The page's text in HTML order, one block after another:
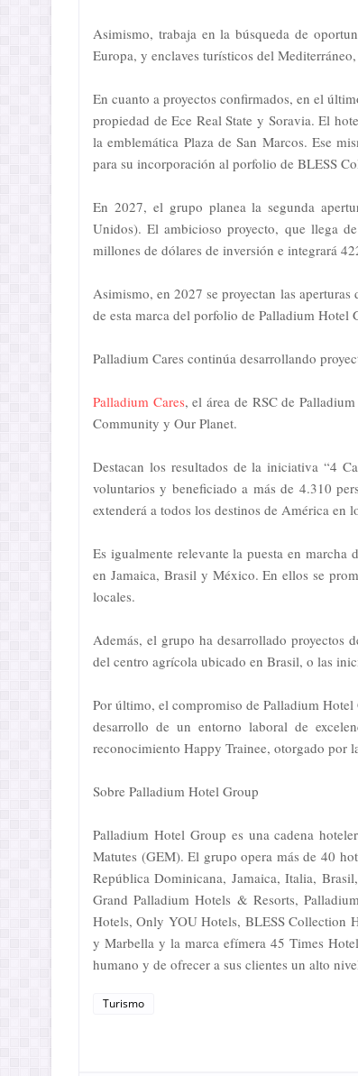
Asimismo, trabaja en la búsqueda de
Europa, y enclaves turísticos del
En cuanto a proyectos confirmados, en el
propiedad de Ece Real State y Soravia. El
la emblemática Plaza de San Marcos. Ese
para su incorporación al porfolio de BLESS
En 2027, el grupo planea la segunda
Unidos). El ambicioso proyecto, que llega
millones de dólares de inversión e integrará
Asimismo, en 2027 se proyectan las
de esta marca del porfolio de Palladium Hotel
Palladium Cares continúa desarrollando
Palladium Cares, el área de RSC de
Community y Our Planet.
Destacan los resultados de la iniciativa “4
voluntarios y beneficiado a más de 4.310
extenderá a todos los destinos de América en
Es igualmente relevante la puesta en
en Jamaica, Brasil y México. En ellos se
locales.
Además, el grupo ha desarrollado proyectos
del centro agrícola ubicado en Brasil, o las
Por último, el compromiso de Palladium
desarrollo de un entorno laboral de
reconocimiento Happy Trainee, otorgado por
Sobre Palladium Hotel Group
Palladium Hotel Group es una cadena
Matutes (GEM). El grupo opera más de 40
República Dominicana, Jamaica, Italia,
Grand Palladium Hotels & Resorts,
Hotels, Only YOU Hotels, BLESS Collection
y Marbella y la marca efímera 45 Times
humano y de ofrecer a sus clientes un alto
Turismo